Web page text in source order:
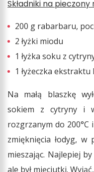
Składniki na
200 g rabarbaru,
2 łyżki miodu
1 łyżka soku z
1 łyżeczka
Na małą blaszkę
sokiem z cytryny i
rozgrzanym do
zmięknięcia łodyg, w
mieszając. Najlepiej
ale był mięciutki.